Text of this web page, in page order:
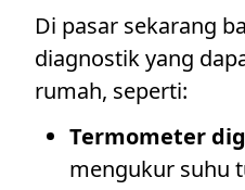
Di pasar sekarang
diagnostik yang
rumah, seperti:
Termometer
mengukur suhu